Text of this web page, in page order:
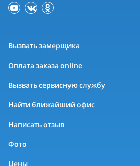
Вызвать замерщика
Оплата заказа online
Вызвать сервисную службу
Найти ближайший офис
Написать отзыв
Фото
Цены